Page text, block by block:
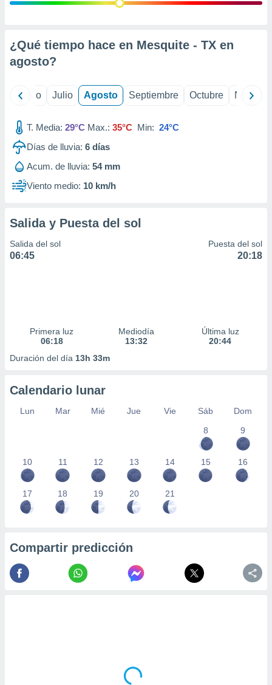
e
mediante
publicidad
de
1199
¿Qué tiempo hace en Mesquite - TX en
agosto?
Junio Julio Agosto Septiembre Octubre
T. Media: 29°C Max.: 35°C Min: 24°C
Días de lluvia: 6 días
Acum. de lluvia: 54 mm
Viento medio: 10 km/h
Salida y Puesta del sol
Salida del sol
06:45
Puesta del sol
20:18
Primera luz
06:18
Mediodía
13:32
Última luz
20:44
Duración del día 13h 33m
Calendario lunar
Lun Mar Mié Jue Vie Sáb
Dom
8
9
10 11 12 13 14 15 16
17 18 19 20 21
Compartir predicción